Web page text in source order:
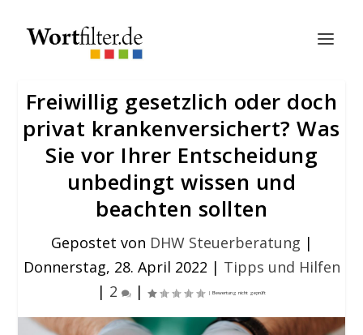
Freiwillig gesetzlich oder doch
privat krankenversichert? Was
Sie vor Ihrer Entscheidung
unbedingt wissen und
beachten sollten
Gepostet von DHW Steuerberatung |
Donnerstag, 28. April 2022 | Tipps und Hilfen
| 2 |